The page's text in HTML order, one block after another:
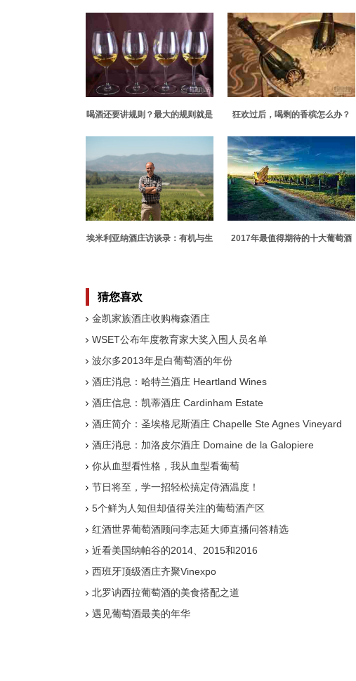
喝酒还要讲规则？最大的规则就是
狂欢过后，喝剩的香槟怎么办？
埃米利亚纳酒庄访谈录：有机与生
2017年最值得期待的十大葡萄酒
猜您喜欢
金凯家族酒庄收购梅森酒庄
WSET公布年度教育家大奖入围人员名单
波尔多2013年是白葡萄酒的年份
酒庄消息：哈特兰酒庄 Heartland Wines
酒庄信息：凯蒂酒庄 Cardinham Estate
酒庄简介：圣埃格尼斯酒庄 Chapelle Ste Agnes Vineyard
酒庄消息：加洛皮尔酒庄 Domaine de la Galopiere
你从血型看性格，我从血型看葡萄
节日将至，学一招轻松搞定侍酒温度！
5个鲜为人知但却值得关注的葡萄酒产区
红酒世界葡萄酒顾问李志延大师直播问答精选
近看美国纳帕谷的2014、2015和2016
西班牙顶级酒庄齐聚Vinexpo
北罗讷西拉葡萄酒的美食搭配之道
遇见葡萄酒最美的年华